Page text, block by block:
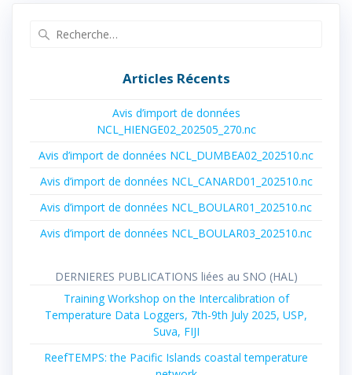
Articles Récents
Avis d’import de données
NCL_HIENGE02_202505_270.nc
Avis d’import de données NCL_DUMBEA02_202510.nc
Avis d’import de données NCL_CANARD01_202510.nc
Avis d’import de données NCL_BOULAR01_202510.nc
Avis d’import de données NCL_BOULAR03_202510.nc
DERNIERES PUBLICATIONS liées au SNO (HAL)
Training Workshop on the Intercalibration of
Temperature Data Loggers, 7th-9th July 2025, USP,
Suva, FIJI
ReefTEMPS: the Pacific Islands coastal temperature